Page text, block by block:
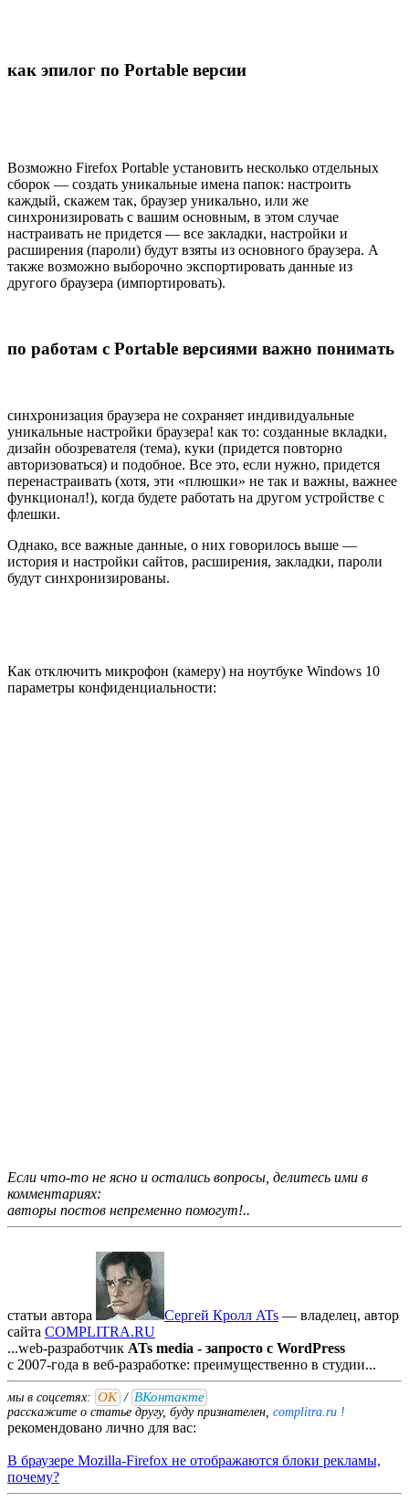
как эпилог по Portable версии
Возможно Firefox Portable установить несколько отдельных
сборок — создать уникальные имена папок: настроить
каждый, скажем так, браузер уникально, или же
синхронизировать с вашим основным, в этом случае
настраивать не придется — все закладки, настройки и
расширения (пароли) будут взяты из основного браузера. А
также возможно выборочно экспортировать данные из
другого браузера (импортировать).
по работам с Portable версиями важно понимать
синхронизация браузера не сохраняет индивидуальные
уникальные настройки браузера! как то: созданные вкладки,
дизайн обозревателя (тема), куки (придется повторно
авторизоваться) и подобное. Все это, если нужно, придется
перенастраивать (хотя, эти «плюшки» не так и важны, важнее
функционал!), когда будете работать на другом устройстве с
флешки.
Однако, все важные данные, о них говорилось выше —
история и настройки сайтов, расширения, закладки, пароли
будут синхронизированы.
Как отключить микрофон (камеру) на ноутбуке Windows 10
параметры конфиденциальности:
Если что-то не ясно и остались вопросы, делитесь ими в
комментариях:
авторы постов непременно помогут!..
статьи автора Сергей Кролл ATs — владелец, автор
cайта COMPLITRA.RU
...web-разработчик ATs media - запросто с WordPress
с 2007-года в веб-разработке: преимущественно в студии...
мы в соцсетях: ОК / ВКонтакте
расскажите о статье другу, буду признателен, complitra.ru !
рекомендовано лично для вас:
В браузере Mozilla-Firefox не отображаются блоки рекламы,
почему?